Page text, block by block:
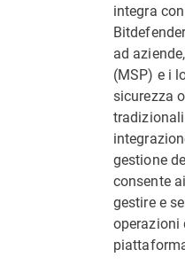
integra
ad
(MSP) e i
sicurezza
gestione
consente
gestire e
operazioni